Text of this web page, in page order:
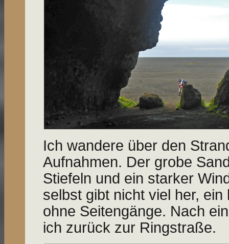
Ich wandere über den
Aufnahmen. Der grobe
Stiefeln und ein starker
selbst gibt nicht viel her, ein
ohne Seiten­gänge. Nach
ich zurück zur Ringstraße.